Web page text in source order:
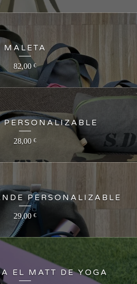
MALETA
82,00 €
PERSONALIZABLE
28,00 €
PERSONALIZABLE
29,00 €
EL MATT DE YOGA